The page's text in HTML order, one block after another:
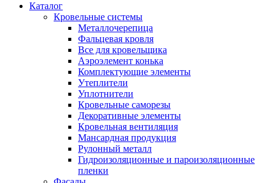
Каталог
Кровельные системы
Металлочерепица
Фальцевая кровля
Все для кровельщика
Аэроэлемент конька
Комплектующие элементы
Утеплители
Уплотнители
Кровельные саморезы
Декоративные элементы
Кровельная вентиляция
Мансардная продукция
Рулонный металл
Гидроизоляционные и пароизоляционные
пленки